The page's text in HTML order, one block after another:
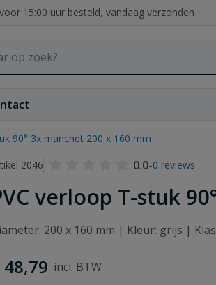
15:00 uur besteld, vandaag verzonden
90° 3x manchet 200 x 160 mm
2046
0.0-0 reviews
verloop T-stuk
200 x 160 mm | Kleur: grijs |
48,79